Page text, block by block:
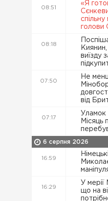
08:51
«Я
голови
08:18
виїзду
07:50
Не
від
07:17
Уламок
Місяць
6 серпня 2026
16:59
16:29
У мерії
що на